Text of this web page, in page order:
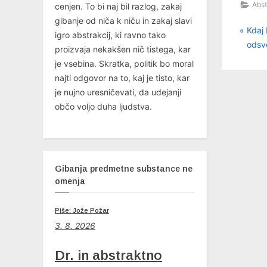
P
r
Kdaj
cenjen. To bi naj bil razlog, zakaj
gibanje od niča k niču in zakaj slavi
igro abstrakcij, ki ravno tako
proizvaja nekakšen nič tistega, kar
je vsebina. Skratka, politik bo moral
najti odgovor na to, kaj je tisto, kar
je nujno uresničevati, da udejanji
občo voljo duha ljudstva.
Gibanja predmetne substance ne
omenja
Piše: Jože Požar
3. 8. 2026
Dr. in abstraktno